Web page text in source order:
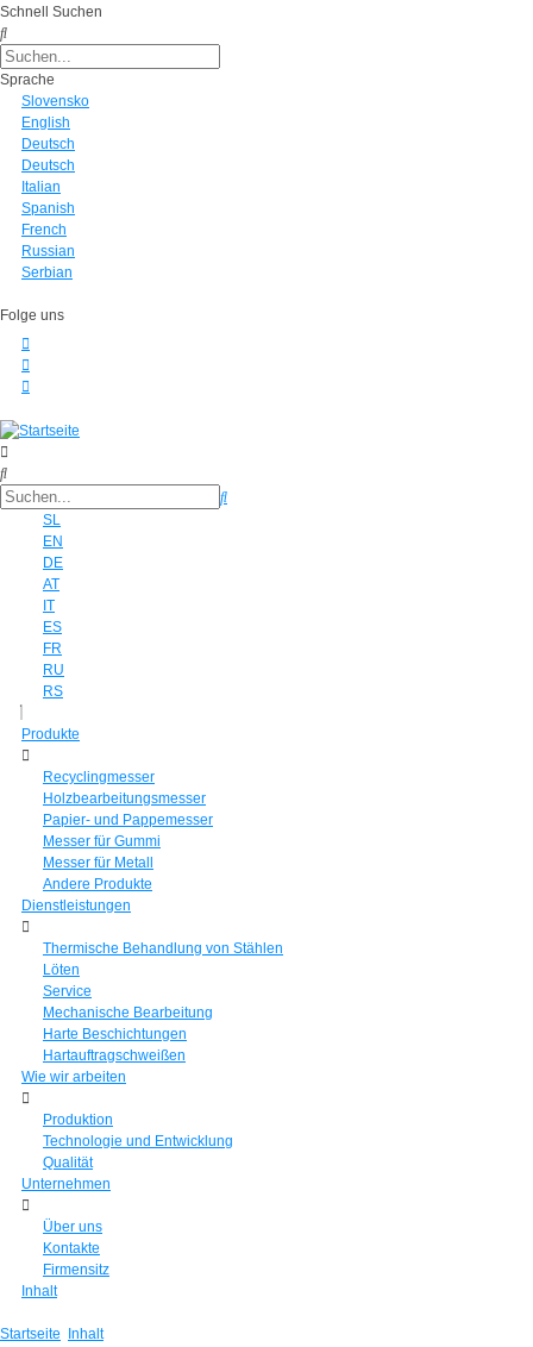
Schnell Suchen
Sprache
Slovensko
English
Deutsch
Deutsch
Italian
Spanish
French
Russian
Serbian
Folge uns
SL
EN
DE
AT
IT
ES
FR
RU
RS
Produkte
Recyclingmesser
Holzbearbeitungsmesser
Papier- und Pappemesser
Messer für Gummi
Messer für Metall
Andere Produkte
Dienstleistungen
Thermische Behandlung von Stählen
Löten
Service
Mechanische Bearbeitung
Harte Beschichtungen
Hartauftragschweißen
Wie wir arbeiten
Produktion
Technologie und Entwicklung
Qualität
Unternehmen
Über uns
Kontakte
Firmensitz
Inhalt
Startseite Inhalt